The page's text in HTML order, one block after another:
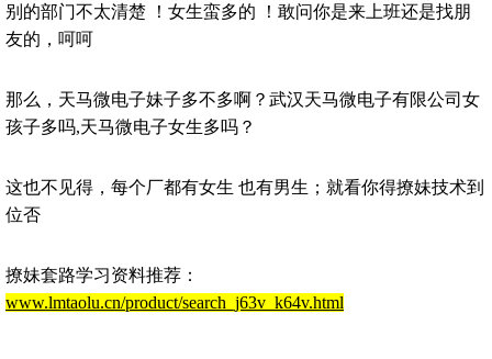
别的部门不太清楚 ！女生蛮多的 ！敢问你是来上班还是找朋
友的，呵呵
那么，天马微电子妹子多不多啊？武汉天马微电子有限公司女
孩子多吗,天马微电子女生多吗？
这也不见得，每个厂都有女生 也有男生；就看你得撩妹技术到
位否
撩妹套路学习资料推荐：
www.lmtaolu.cn/product/search_j63v_k64v.html